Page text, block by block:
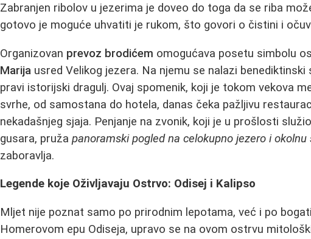
Zabranjen ribolov u jezerima je doveo do toga da se riba
gotovo je moguće uhvatiti je rukom, što govori o čistini i
Organizovan prevoz brodićem omogućava posetu simbolu
Marija usred Velikog jezera. Na njemu se nalazi
pravi istorijski dragulj. Ovaj spomenik, koji je tokom vekova
svrhe, od samostana do hotela, danas čeka pažljivu
nekadašnjeg sjaja. Penjanje na zvonik, koji je u prošlosti
gusara, pružapanoramski pogled na celokupno jezero i okolnu
zaboravlja.
Legende koje Oživljavaju Ostrvo: Odisej i Kalipso
Mljet nije poznat samo po prirodnim lepotama, već i po
Homerovom epu Odiseja, upravo se na ovom ostrvu